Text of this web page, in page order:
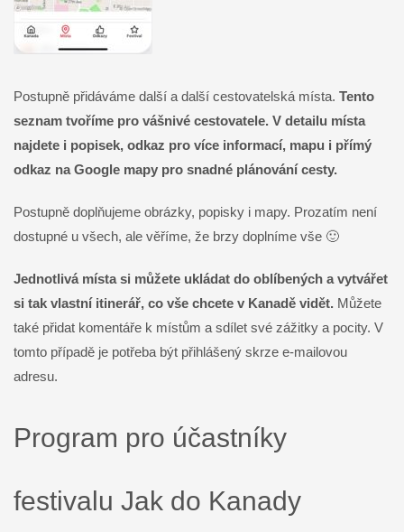
Postupně přidáváme další a další cestovatelská místa. Tento
seznam tvoříme pro vášnivé cestovatele. V detailu místa
najdete i popisek, odkaz pro více informací, mapu i přímý
odkaz na Google mapy pro snadné plánování cesty.
Postupně doplňujeme obrázky, popisky i mapy. Prozatím není
dostupné u všech, ale věříme, že brzy doplníme vše 🙂
Jednotlivá místa si můžete ukládat do oblíbených a vytvářet
si tak vlastní itinerář, co vše chcete v Kanadě vidět. Můžete
také přidat komentáře k místům a sdílet své zážitky a pocity. V
tomto případě je potřeba být přihlášený skrze e-mailovou
adresu.
Program pro účastníky
festivalu Jak do Kanady